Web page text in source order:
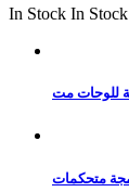
In Stock In Stock